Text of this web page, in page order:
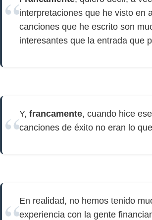
interpretaciones que he visto en
canciones que he escrito son
interesantes que la entrada que
Y, francamente, cuando hice
canciones de éxito no eran lo
En realidad, no hemos tenido
experiencia con la gente